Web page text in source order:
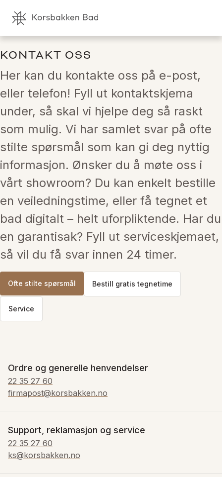
KONTAKT OSS
Her kan du kontakte oss på e-post,
eller telefon! Fyll ut kontaktskjema
under, så skal vi hjelpe deg så raskt
som mulig. Vi har samlet svar på ofte
stilte spørsmål som kan gi deg nyttig
informasjon. Ønsker du å møte oss i
vårt showroom? Du kan enkelt bestille
en veiledningstime, eller få tegnet et
bad digitalt – helt uforpliktende. Har du
en garantisak? Fyll ut serviceskjemaet,
så vil du få svar innen 24 timer.
Ofte stilte spørsmål Bestill gratis tegnetime
Service
Ordre og generelle henvendelser
22 35 27 60
firmapost@korsbakken.no
Support, reklamasjon og service
22 35 27 60
ks@korsbakken.no